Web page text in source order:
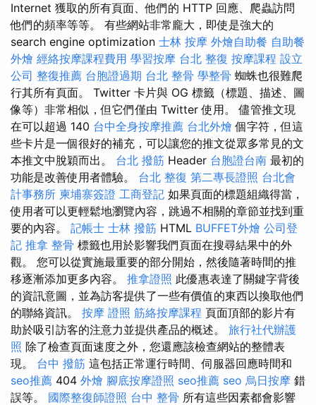
Internet 獲取的所有頁面、他們的 HTTP 回應、爬蟲訪問
他們的頻率等等。 有些網站非常龐大，即使是強大的
search engine optimization 士林 按摩 外燴自助餐 自助餐
外燴 經絡按摩課程費用 學習按摩 台北 整復 按摩課程 設立
公司 整復推薦 台胞證過期 台北 整骨 學整骨 蜘蛛也很難爬
行其所有頁面。 Twitter 卡片與 OG 標籤（標題、描述、圖
像等）非常相似，但它們僅由 Twitter 使用。 儘管推文現
在可以超過 140 台中全身按摩推薦 台北外燴 個字符，但這
些卡片是一個很好的補充，可以讓您的推文從眾多常見的文
本推文中脫穎而出。 台北 撥筋 Header 台胞證台南 最初的
功能是改善使用者體驗。 台北 整復 第二專長證照 台北會
計事務所 柬埔寨簽證 工商登記 如果頁面的標題組織得當，
使用者可以更輕鬆地瀏覽內容，跳過不相關的章節並找到重
要的內容。 記帳士 士林 撥筋 HTML BUFFET外燴 公司登
記 推拿 整骨 標籤也用於影響我們頁面在搜尋結果中的外
觀。 您可以從實施最重要的部分開始，然後隨著時間的推
移逐漸添加更多內容。 推拿證照 此優惠表達了關鍵字背後
的資訊意圖，並為訪客提供了一些有價值的東西以換取他們
的聯絡資訊。 按摩 證照 筋絡按摩課程 頁面頂部的影片有
助於吸引訪客的注意力並提供產品的概述。 旅行社代辦護
照 除了檢查頁面速度之外，您還應該檢查網站的整體表
現。 台中 撥筋 這包括正常運行時間、伺服器回應時間和
seo推薦 404 外燴 腳底按摩證照 seo推薦 seo 烏日按摩 錯
誤等。 國際整復師證照 台中 整骨 所有這些因素都會影響